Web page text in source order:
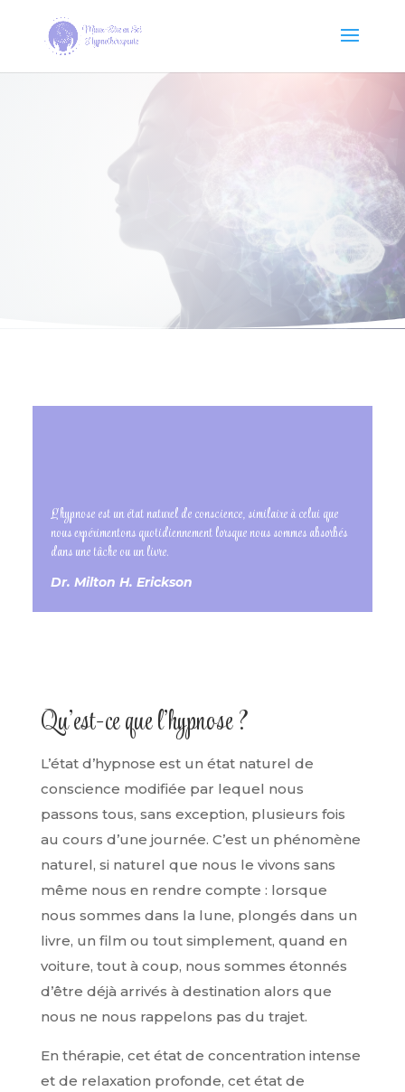
Hypnose & Séance
PRENDRE RENDEZ-VOUS
L'hypnose est un état naturel de conscience, similaire à celui que
nous expérimentons quotidiennement lorsque nous sommes absorbés
dans une tâche ou un livre.
Dr. Milton H. Erickson
Qu’est-ce que l’hypnose ?
L’état d’hypnose est un état naturel de
conscience modifiée par lequel nous
passons tous, sans exception, plusieurs fois
au cours d’une journée. C’est un phénomène
naturel, si naturel que nous le vivons sans
même nous en rendre compte : lorsque
nous sommes dans la lune, plongés dans un
livre, un film ou tout simplement, quand en
voiture, tout à coup, nous sommes étonnés
d’être déjà arrivés à destination alors que
nous ne nous rappelons pas du trajet.
En thérapie, cet état de concentration intense
et de relaxation profonde, cet état de